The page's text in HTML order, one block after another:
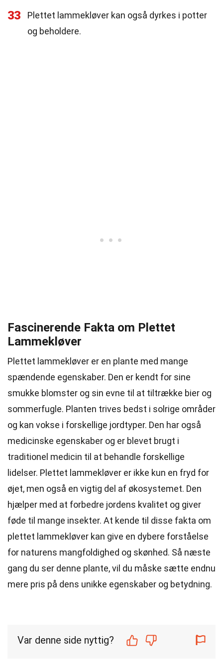
33
Plettet lammekløver kan også dyrkes i potter
og beholdere.
Fascinerende Fakta om Plettet
Lammekløver
Plettet lammekløver er en plante med mange
spændende egenskaber. Den er kendt for sine
smukke blomster og sin evne til at tiltrække bier og
sommerfugle. Planten trives bedst i solrige områder
og kan vokse i forskellige jordtyper. Den har også
medicinske egenskaber og er blevet brugt i
traditionel medicin til at behandle forskellige
lidelser. Plettet lammekløver er ikke kun en fryd for
øjet, men også en vigtig del af økosystemet. Den
hjælper med at forbedre jordens kvalitet og giver
føde til mange insekter. At kende til disse fakta om
plettet lammekløver kan give en dybere forståelse
for naturens mangfoldighed og skønhed. Så næste
gang du ser denne plante, vil du måske sætte endnu
mere pris på dens unikke egenskaber og betydning.
Var denne side nyttig?